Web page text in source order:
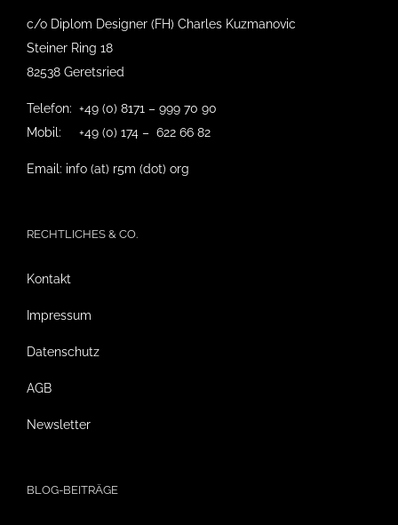
c/o Diplom Designer (FH) Charles Kuzmanovic
Steiner Ring 18
82538 Geretsried
Telefon: +49 (0) 8171 – 999 70 90
Mobil: +49 (0) 174 – 622 66 82
Email: info (at) r5m (dot) org
RECHTLICHES & CO.
Kontakt
Impressum
Datenschutz
AGB
Newsletter
BLOG-BEITRÄGE